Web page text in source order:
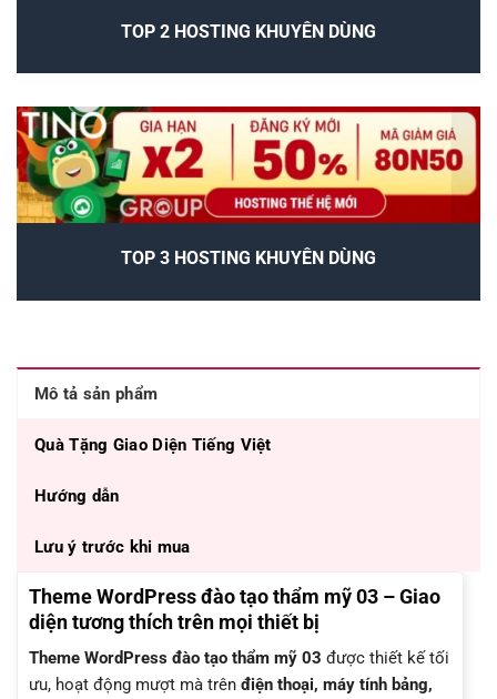
TOP 2 HOSTING KHUYÊN DÙNG
TOP 3 HOSTING KHUYÊN DÙNG
Mô tả sản phẩm
Quà Tặng Giao Diện Tiếng Việt
Hướng dẫn
Lưu ý trước khi mua
Theme WordPress đào tạo thẩm mỹ 03 – Giao
diện tương thích trên mọi thiết bị
Theme WordPress đào tạo thẩm mỹ 03 được thiết kế tối
ưu, hoạt động mượt mà trên điện thoại, máy tính bảng,